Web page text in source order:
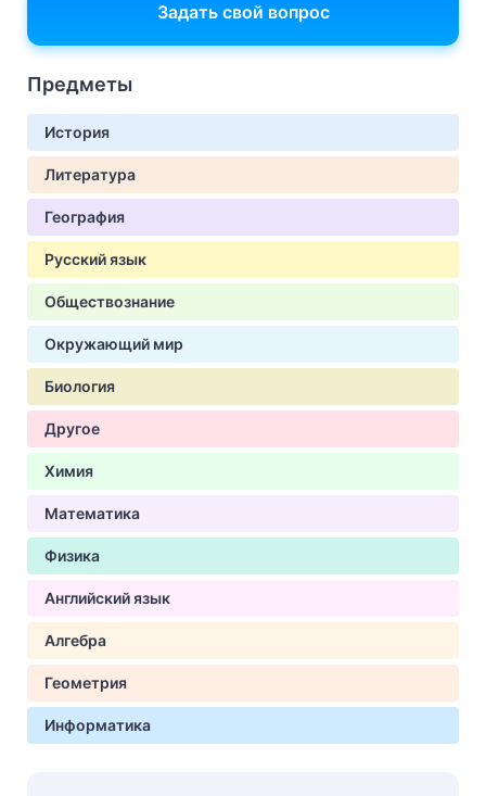
Задать свой вопрос
Предметы
История
Литература
География
Русский язык
Обществознание
Окружающий мир
Биология
Другое
Химия
Математика
Физика
Английский язык
Алгебра
Геометрия
Информатика